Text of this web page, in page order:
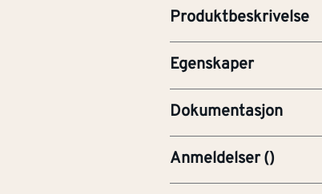
Produktbeskrivelse
Egenskaper
Dokumentasjon
PRE-Produktdatablad
Anmeldelser()